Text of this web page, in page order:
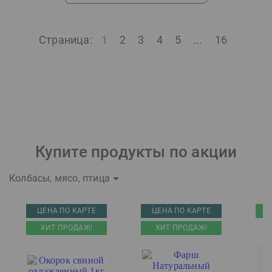
Страница: 1 2 3 4 5 ... 16
Купите продукты по акции
Колбасы, мясо, птица
ЦЕНА ПО КАРТЕ
ХИТ ПРОДАЖ!
ЦЕНА ПО КАРТЕ
ХИТ ПРОДАЖ!